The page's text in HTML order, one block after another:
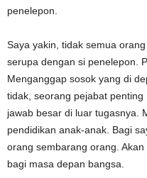
penelepon.
Saya yakin, tidak semua
serupa dengan si penelepon.
Menganggap sosok yang di
tidak, seorang pejabat
jawab besar di luar tugasnya.
pendidikan anak-anak. Bagi
orang sembarang orang.
bagi masa depan bangsa.